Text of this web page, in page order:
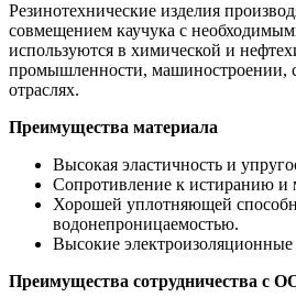
Резинотехнические изделия
совмещением каучука с
используются в химической и
промышленности, машиностроении,
отраслях.
Преимущества материала
Высокая эластичность и
Сопротивление к истиранию и
Хорошей уплотняющей
водонепроницаемостью.
Высокие электроизоляционные
Преимущества сотрудничества